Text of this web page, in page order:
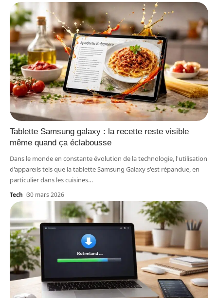
Tablette Samsung galaxy : la recette reste visible
même quand ça éclabousse
Dans le monde en constante évolution de la technologie, l'utilisation
d'appareils tels que la tablette Samsung Galaxy s'est répandue, en
particulier dans les cuisines…
Tech 30 mars 2026